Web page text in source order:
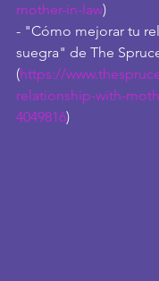
mother-in-law)
- "Cómo mejorar tu
suegra" de The
(https://
relationship-with-
4049816)